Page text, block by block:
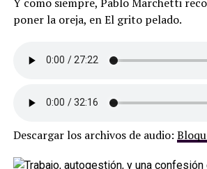
poner la oreja, en El grito pelado.
Descargar los archivos de audio: